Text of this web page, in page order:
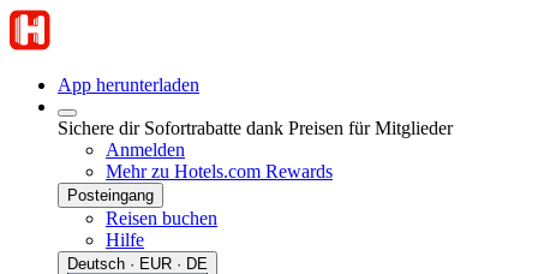
App herunterladen
Sichere dir Sofortrabatte dank Preisen für Mitglieder
Anmelden
Mehr zu Hotels.com Rewards
Posteingang
Reisen buchen
Hilfe
Deutsch · EUR · DE